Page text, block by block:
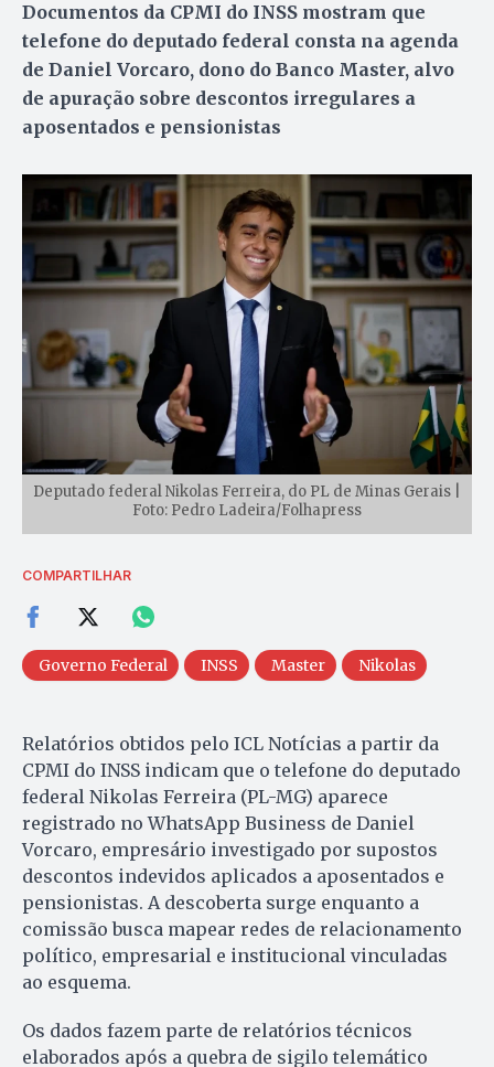
Documentos da CPMI do INSS mostram que
telefone do deputado federal consta na agenda
de Daniel Vorcaro, dono do Banco Master, alvo
de apuração sobre descontos irregulares a
aposentados e pensionistas
Deputado federal Nikolas Ferreira, do PL de Minas Gerais |
Foto: Pedro Ladeira/Folhapress
COMPARTILHAR
Governo Federal INSS Master Nikolas
Relatórios obtidos pelo ICL Notícias a partir da
CPMI do INSS indicam que o telefone do deputado
federal Nikolas Ferreira (PL-MG) aparece
registrado no WhatsApp Business de Daniel
Vorcaro, empresário investigado por supostos
descontos indevidos aplicados a aposentados e
pensionistas. A descoberta surge enquanto a
comissão busca mapear redes de relacionamento
político, empresarial e institucional vinculadas
ao esquema.
Os dados fazem parte de relatórios técnicos
elaborados após a quebra de sigilo telemático